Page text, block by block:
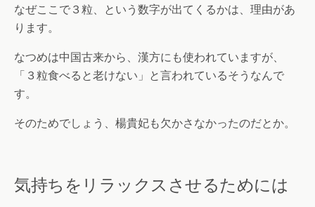
なぜここで３粒、という数字が出てくるかは、理由があ
ります。
なつめは中国古来から、漢方にも使われていますが、
「３粒食べると老けない」と言われているそうなんで
す。
そのためでしょう、楊貴妃も欠かさなかったのだとか。
気持ちをリラックスさせるためには